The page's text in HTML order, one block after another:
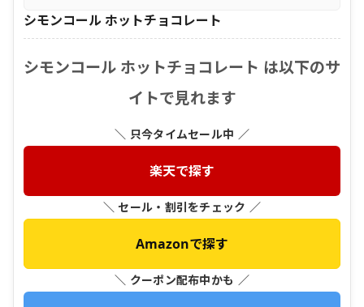
シモンコール ホットチョコレート
シモンコール ホットチョコレート は以下のサ
イトで見れます
＼ 只今タイムセール中 ／
楽天で探す
＼ セール・割引をチェック ／
Amazonで探す
＼ クーポン配布中かも ／